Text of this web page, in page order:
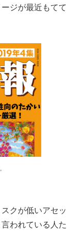
ジが最近もてて
クが低いアセッ
われている人た